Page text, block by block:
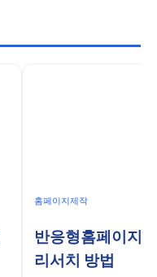
홈페이지제작
반응형홈페이지
리서치 방법